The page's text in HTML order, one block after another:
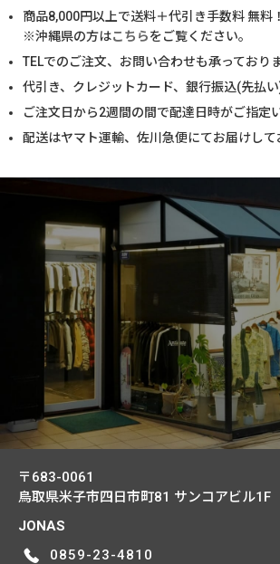
商品8,000円以上で送料＋代引き手数料 無料！
※沖縄県の方はこちらをご覧ください。
TELでのご注文、お問い合わせも承っておりま
代引き、クレジットカード、銀行振込(先払い
ご注文日から2週間の間で配達日時がご指定
配送はヤマト運輸、佐川急便にてお届けして
〒683-0061
鳥取県米子市四日市町81 サンコアビル1F
JONAS
0859-23-4810